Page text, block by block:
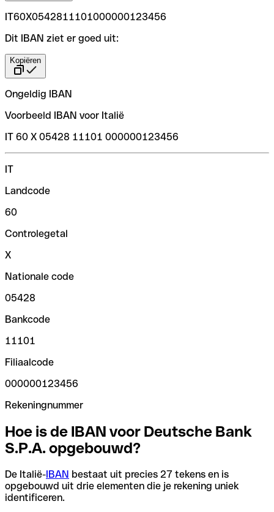
IT60X0542811101000000123456
Dit IBAN ziet er goed uit:
Kopiëren
Ongeldig IBAN
Voorbeeld IBAN voor Italië
IT 60 X 05428 11101 000000123456
IT
Landcode
60
Controlegetal
X
Nationale code
05428
Bankcode
11101
Filiaalcode
000000123456
Rekeningnummer
Hoe is de IBAN voor Deutsche Bank
S.P.A. opgebouwd?
De Italië-IBAN bestaat uit precies 27 tekens en is
opgebouwd uit drie elementen die je rekening uniek
identificeren.